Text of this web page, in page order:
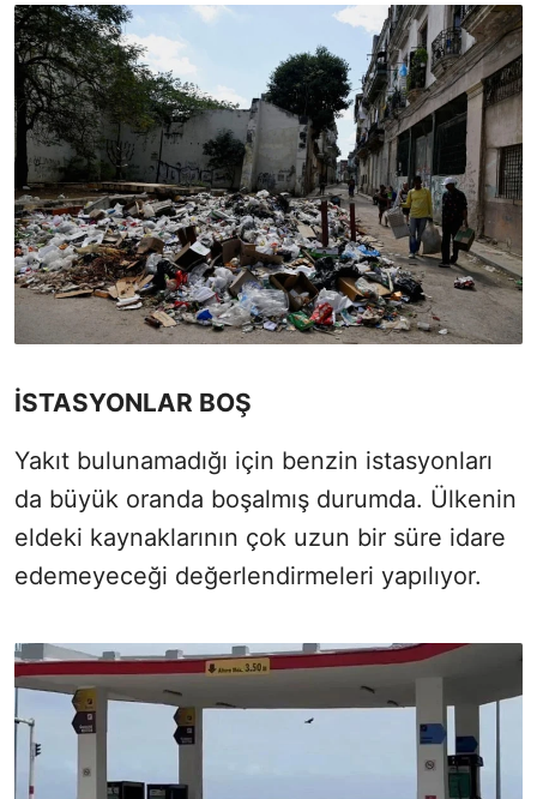
İSTASYONLAR BOŞ
Yakıt bulunamadığı için benzin istasyonları
da büyük oranda boşalmış durumda. Ülkenin
eldeki kaynaklarının çok uzun bir süre idare
edemeyeceği değerlendirmeleri yapılıyor.